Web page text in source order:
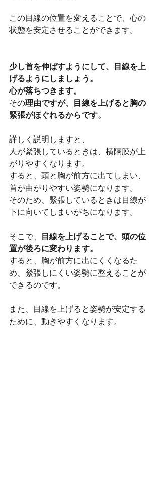
この目線の位置を変えることで、心の
状態を安定させることができます。
少し首を伸ばすようにして、目線を上
げるようにしましょう。
心が落ちつきます。
その理由ですが、目線を上げると胸の
緊張がほぐれるからです。
詳しく説明しますと、
人が緊張しているときは、横隔膜が上
がりやすくなります。
すると、頭と胸が前方に出てしまい、
首が曲がりやすい姿勢になります。
そのため、緊張しているときは目線が
下に向いてしまいがちになります。
そこで、
目線を上げることで、頭の位
置が後ろに変わります。
すると、胸が前方に出にくくなるた
め、緊張しにくい姿勢に整えることが
できるのです。
また、目線を上げると姿勢が安定する
ために、動きやすくなります。